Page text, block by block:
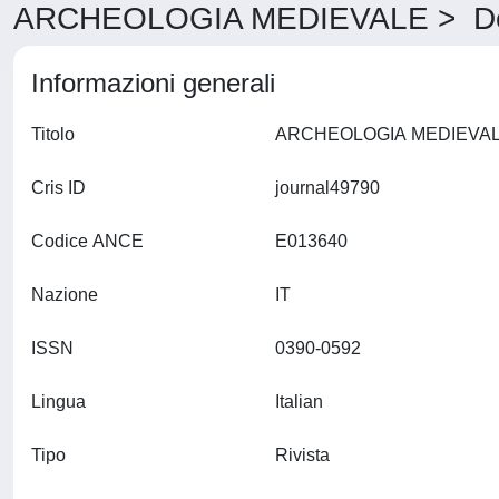
ARCHEOLOGIA MEDIEVALE >
Informazioni generali
Titolo
Cris ID
Codice ANCE
Nazione
ISSN
Lingua
Tipo Rivista